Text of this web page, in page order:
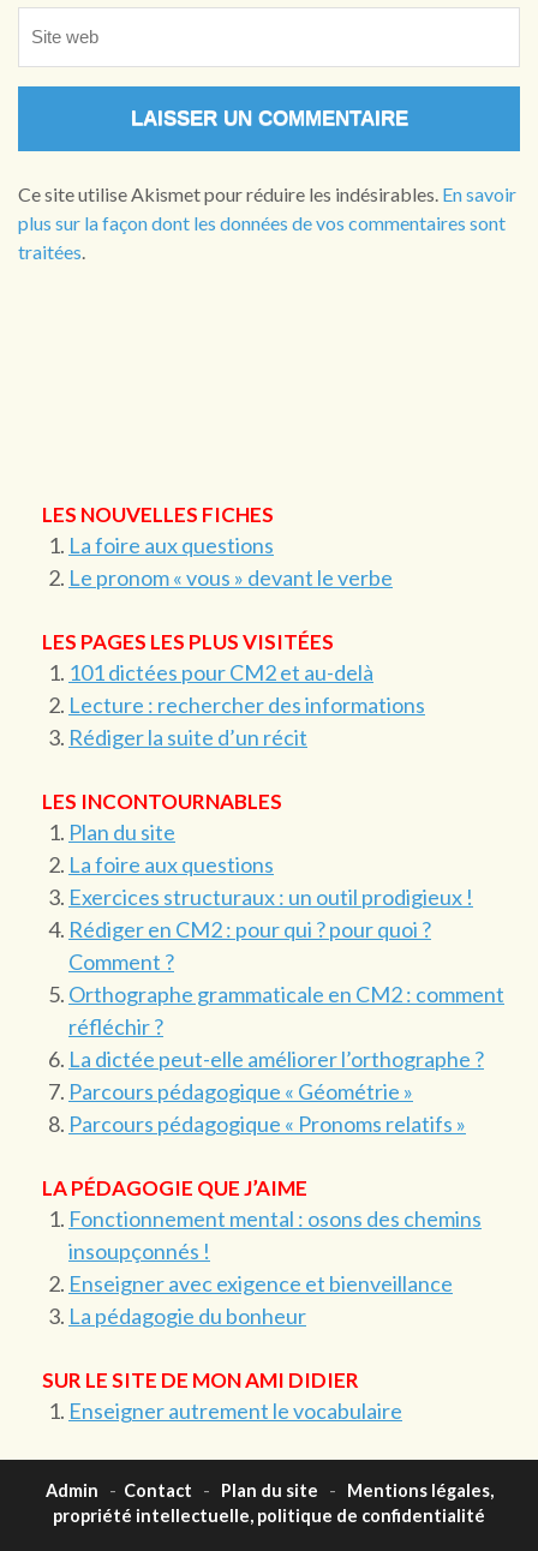
Ce site utilise Akismet pour réduire les indésirables. En savoir
plus sur la façon dont les données de vos commentaires sont
traitées
LES NOUVELLES FICHES
La foire aux questions
Le pronom « vous » devant le verbe
LES PAGES LES PLUS VISITÉES
101 dictées pour CM2 et au-delà
Lecture : rechercher des informations
Rédiger la suite d’un récit
LES INCONTOURNABLES
Plan du site
La foire aux questions
Exercices structuraux : un outil prodigieux !
Rédiger en CM2 : pour qui ? pour quoi ?
Comment ?
Orthographe grammaticale en CM2 : comment
réfléchir ?
La dictée peut-elle améliorer l’orthographe ?
Parcours pédagogique « Géométrie »
Parcours pédagogique « Pronoms relatifs »
LA PÉDAGOGIE QUE J’AIME
Fonctionnement mental : osons des chemins
insoupçonnés !
Enseigner avec exigence et bienveillance
La pédagogie du bonheur
SUR LE SITE DE MON AMI DIDIER
Enseigner autrement le vocabulaire
Admin - Contact - Plan du site -
Mentions légales,
propriété intellectuelle, politique de confidentialité